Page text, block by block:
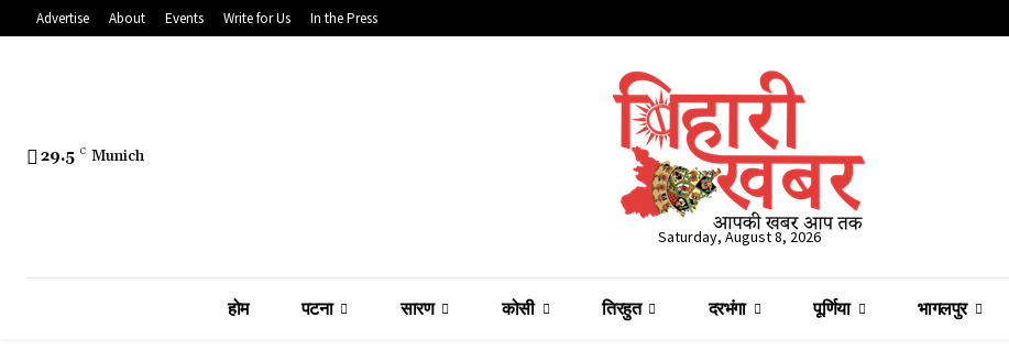
Advertise About Events Write for Us In the Press
29.5 C Munich
Saturday, August 8, 2026
होम पटना सारण कोसी तिरहुत दरभंगा पूर्णिया भागलपुर